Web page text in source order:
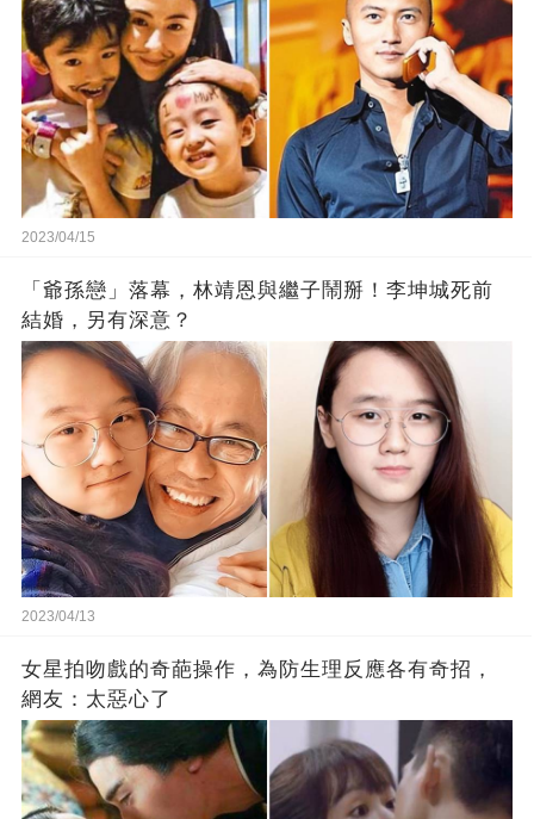
2023/04/15
「爺孫戀」落幕，林靖恩與繼子鬧掰！李坤城死前
結婚，另有深意？
2023/04/13
女星拍吻戲的奇葩操作，為防生理反應各有奇招，
網友：太惡心了